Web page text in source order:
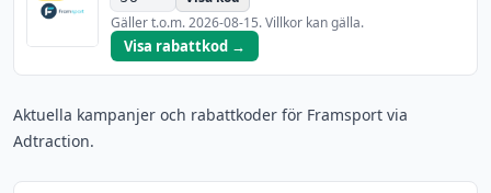
Gäller t.o.m.2026-08-15. Villkor kan gälla.
Visa rabattkod →
Aktuella kampanjer och rabattkoder för Framsport via
Adtraction.